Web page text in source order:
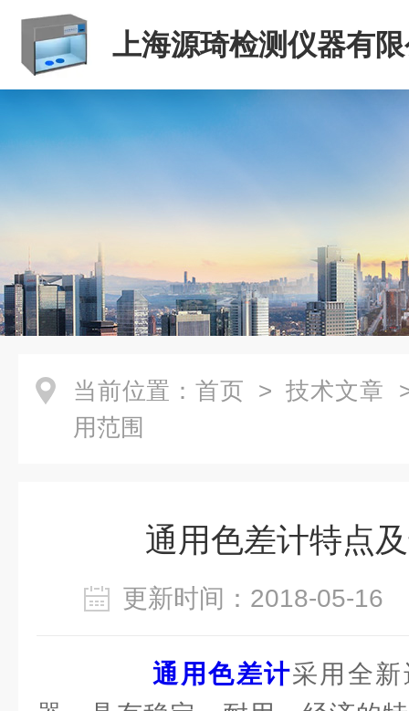
上海源琦检测仪器有
当前位置： 首页 > 技术文章
用范围
通用色差计特点
更新时间：2018-05-
通用色差计采用全